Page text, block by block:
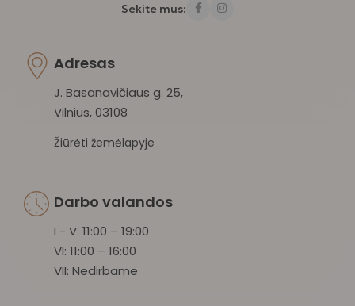
Sekite mus:
Adresas
J. Basanavičiaus g. 25,
Vilnius, 03108
Žiūrėti žemėlapyje
Darbo valandos
I - V: 11:00 – 19:00
VI: 11:00 – 16:00
VII: Nedirbame